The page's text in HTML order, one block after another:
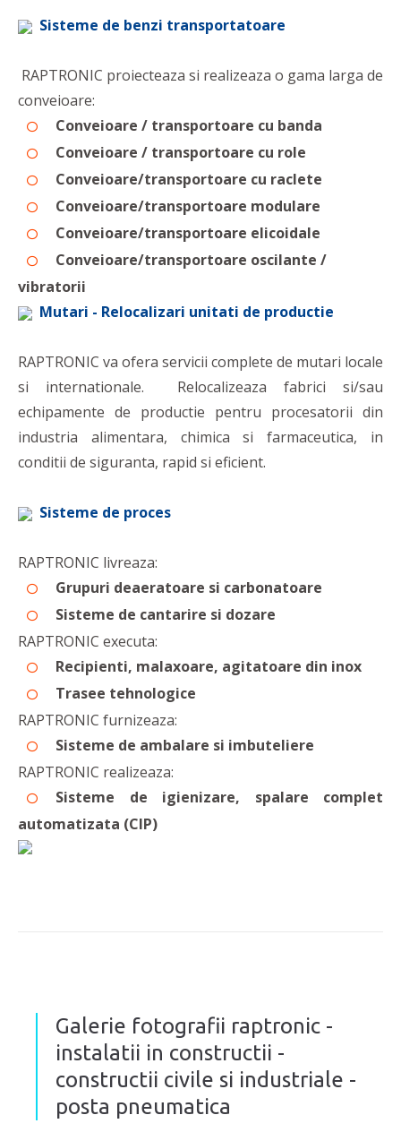
Sisteme de benzi transportatoare
RAPTRONIC proiecteaza si realizeaza o gama larga de
conveioare:
Conveioare / transportoare cu banda
Conveioare / transportoare cu role
Conveioare/transportoare cu raclete
Conveioare/transportoare modulare
Conveioare/transportoare elicoidale
Conveioare/transportoare oscilante /
vibratorii
Mutari - Relocalizari unitati de productie
RAPTRONIC va ofera servicii complete de mutari locale
si internationale. Relocalizeaza fabrici si/sau
echipamente de productie pentru procesatorii din
industria alimentara, chimica si farmaceutica, in
conditii de siguranta, rapid si eficient.
Sisteme de proces
RAPTRONIC livreaza:
Grupuri deaeratoare si carbonatoare
Sisteme de cantarire si dozare
RAPTRONIC executa:
Recipienti, malaxoare, agitatoare din inox
Trasee tehnologice
RAPTRONIC furnizeaza:
Sisteme de ambalare si imbuteliere
RAPTRONIC realizeaza:
Sisteme de igienizare, spalare complet
automatizata (CIP)
Galerie fotografii raptronic -
instalatii in constructii -
constructii civile si industriale -
posta pneumatica